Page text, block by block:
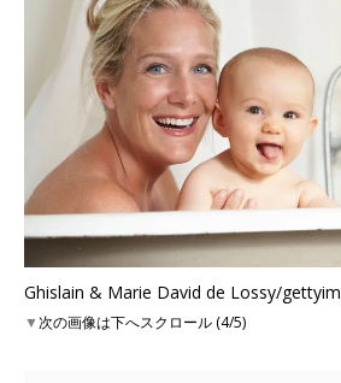
Ghislain & Marie David de Lossy/
▼次の画像は下へスクロール (4/5)